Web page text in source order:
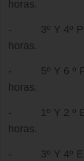
horas.
- 3º Y 4º
horas.
- 5º Y 6 º
horas.
- 1º Y 2 º
horas.
- 3º Y 4º